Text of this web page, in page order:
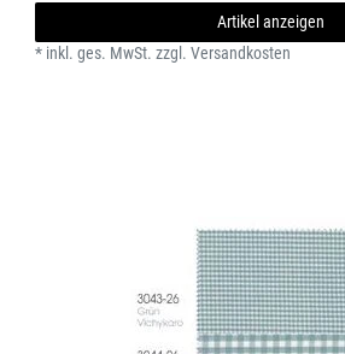
Artikel anzeigen
* inkl. ges. MwSt. zzgl. Versandkosten